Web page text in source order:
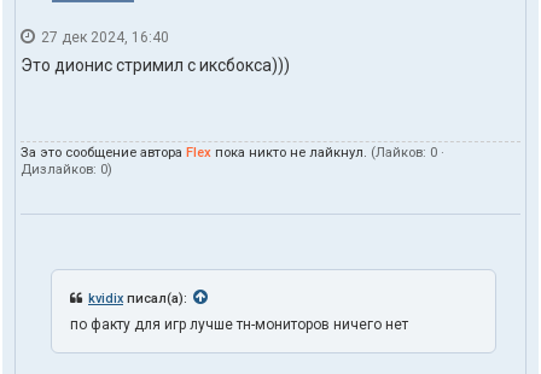
27 дек 2024, 16:40
Это дионис стримил с иксбокса)))
За это сообщение автора Flex пока никто не лайкнул. (Лайков: 0 ·
Дизлайков: 0)
kvidix писал(а):
по факту для игр лучше тн-мониторов ничего нет